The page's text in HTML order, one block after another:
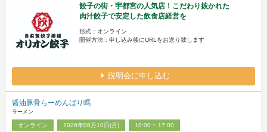
餃子の街・宇都宮の人気店！こだわり抜かれた
肉汁餃子で安定した飲食店経営を
形式：オンライン
開催方法：申し込み後にURLをお送り致します
説明会に申し込む
醤油豚骨らーめんばり嗎
ラーメン
オンライン 2026年08月10日(月) 10:00 ~ 17:00